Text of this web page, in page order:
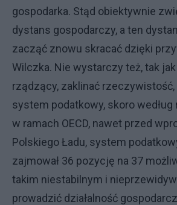
gospodarka. Stąd obiektywnie
dystans gospodarczy, a ten
zacząć znowu skracać dzięki
Wilczka. Nie wystarczy też, tak
rządzący, zaklinać
system podatkowy, skoro według
w ramach OECD, nawet przed
Polskiego Ładu, system
zajmował 36 pozycję na 37
takim niestabilnym i
prowadzić działalność